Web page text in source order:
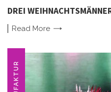
DREI
Read More